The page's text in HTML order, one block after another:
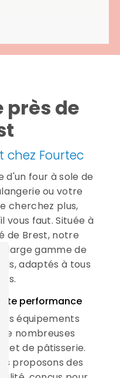
près de
chez Fourtec
d'un four à sole de
ou votre
cherchez plus,
vous faut. Située à
de Brest, notre
large gamme de
adaptés à tous
performance
équipements
nombreuses
et de pâtisserie.
proposons des